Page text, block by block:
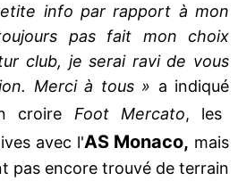
info par rapport à mon
pas fait mon choix
club, je serai ravi de vous
Merci à tous » a indiqué
croire Foot Mercato, les
avec l'AS Monaco, mais
pas encore trouvé de terrain